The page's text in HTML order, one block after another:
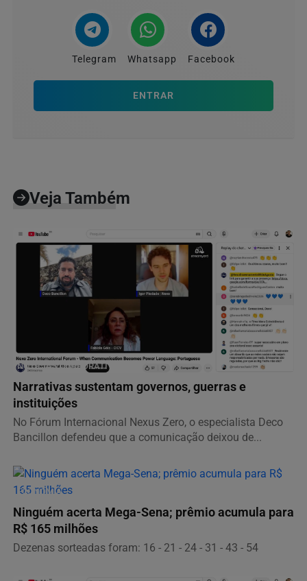
Telegram Whatsapp Facebook
ENTRAR
Veja Também
NOTÍCIAS CORPORATIVAS
Narrativas sustentam governos, guerras e
instituições
No Fórum Internacional Nexus Zero, o especialista Deco
Bancillon defendeu que a comunicação deixou de...
ECONOMIA
Ninguém acerta Mega-Sena; prêmio acumula para
R$ 165 milhões
Dezenas sorteadas foram: 16 - 21 - 24 - 31 - 43 - 54